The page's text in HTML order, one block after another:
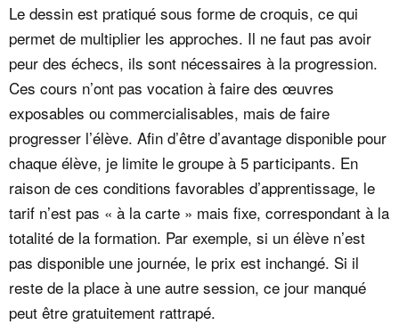
Le dessin est pratiqué sous forme de croquis, ce qui
permet de multiplier les approches. Il ne faut pas avoir
peur des échecs, ils sont nécessaires à la progression.
Ces cours n’ont pas vocation à faire des œuvres
exposables ou commercialisables, mais de faire
progresser l’élève. Afin d’être d’avantage disponible pour
chaque élève, je limite le groupe à 5 participants. En
raison de ces conditions favorables d’apprentissage, le
tarif n’est pas « à la carte » mais fixe, correspondant à la
totalité de la formation. Par exemple, si un élève n’est
pas disponible une journée, le prix est inchangé. Si il
reste de la place à une autre session, ce jour manqué
peut être gratuitement rattrapé.